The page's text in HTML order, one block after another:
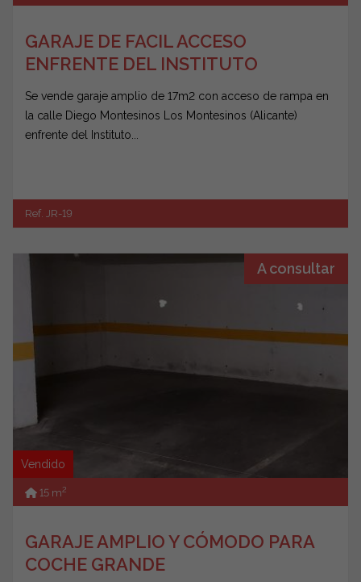
GARAJE DE FACIL ACCESO
ENFRENTE DEL INSTITUTO
Se vende garaje amplio de 17m2 con acceso de rampa en
la calle Diego Montesinos Los Montesinos (Alicante)
enfrente del Instituto...
Ref. JR-19
A consultar
Vendido
15 m2
GARAJE AMPLIO Y CÓMODO PARA
COCHE GRANDE